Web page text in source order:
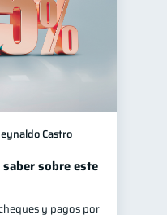
Castro
saber sobre este
y pagos por